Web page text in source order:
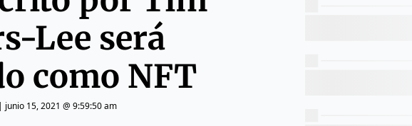
Lee será
como NFT
junio 15, 2021 @ 9:59:50 am